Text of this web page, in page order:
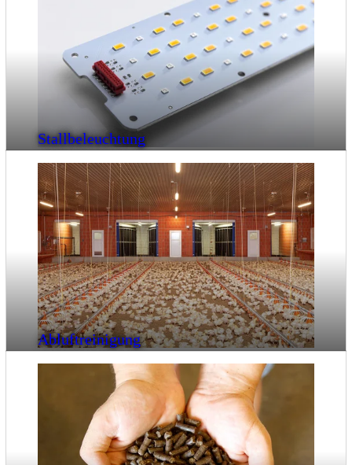
Stallbeleuchtung
Abluftreinigung